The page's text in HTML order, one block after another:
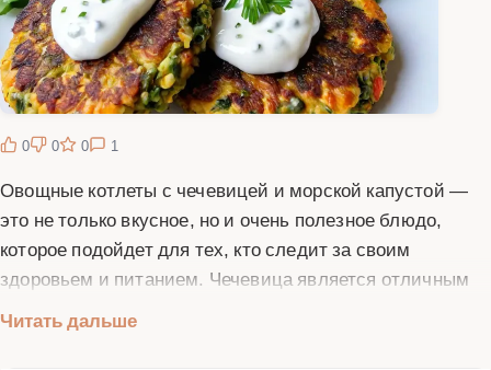
0 0 0 1
Овощные котлеты с чечевицей и морской капустой —
это не только вкусное, но и очень полезное блюдо,
которое подойдет для тех, кто следит за своим
здоровьем и питанием. Чечевица является отличным
другими полезными микроэлементами. Эти котлеты
Читать дальше